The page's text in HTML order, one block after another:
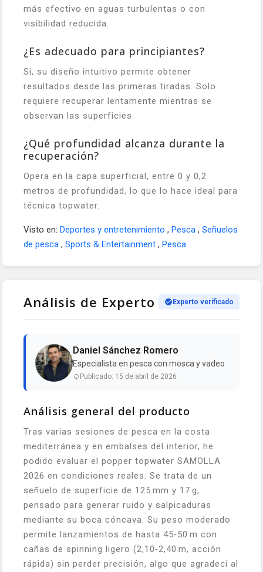
más efectivo en aguas turbulentas o con
visibilidad reducida.
¿Es adecuado para principiantes?
Sí, su diseño intuitivo permite obtener
resultados desde las primeras tiradas. Solo
requiere recuperar lentamente mientras se
observan las superficies.
¿Qué profundidad alcanza durante la
recuperación?
Opera en la capa superficial, entre 0 y 0,2
metros de profundidad, lo que lo hace ideal para
técnica topwater.
Visto en: Deportes y entretenimiento , Pesca , Señuelos
de pesca , Sports & Entertainment , Pesca
Análisis de Experto Experto verificado
Daniel Sánchez Romero
Especialista en pesca con mosca y vadeo
Publicado: 15 de abril de 2026
Análisis general del producto
Tras varias sesiones de pesca en la costa
mediterránea y en embalses del interior, he
podido evaluar el popper topwater SAMOLLA
2026 en condiciones reales. Se trata de un
señuelo de superficie de 125 mm y 17 g,
pensado para generar ruido y salpicaduras
mediante su boca cóncava. Su peso moderado
permite lanzamientos de hasta 45‑50 m con
cañas de spinning ligero (2,10‑2,40 m, acción
rápida) sin perder precisión, algo que agradecí al